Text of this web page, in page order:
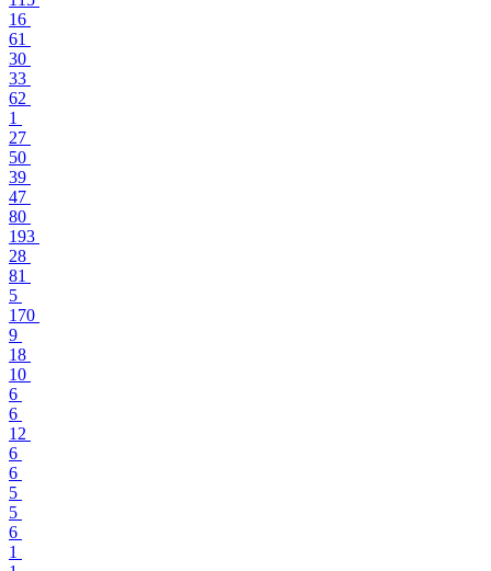
16
61
30
33
62
1
27
50
39
47
80
193
28
81
5
170
9
18
10
6
6
12
6
6
5
5
6
1